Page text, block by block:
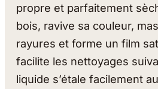
propre et parfaitement
bois, ravive sa couleur,
rayures et forme un film
facilite les nettoyages
liquide s’étale facilement